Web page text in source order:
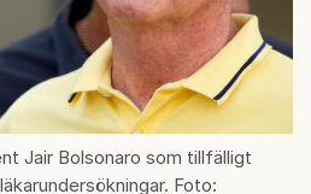
Jair Bolsonaro som tillfälligt
Foto: